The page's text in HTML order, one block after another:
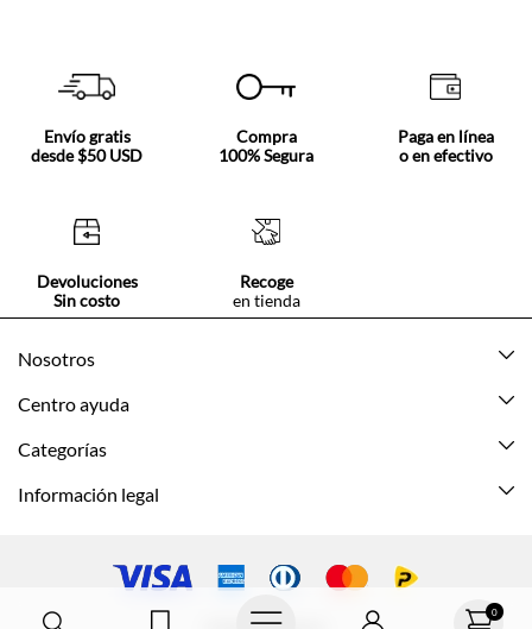
0
Envío gratis
desde $50 USD
Compra
100% Segura
Paga en línea
o en efectivo
Devoluciones
Sin costo
Recoge
en tienda
Nosotros
Acerca de Tennis
Centro ayuda
Mis pedidos
Guía de tallas
Categorías
Nuevo
Niña
Información legal
Politica de envío y devolución
Políticas de privacidad